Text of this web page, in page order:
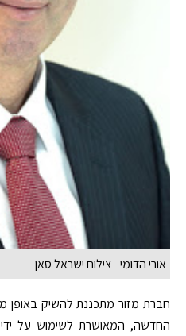
אורי הדומי - צילום ישראל סאן